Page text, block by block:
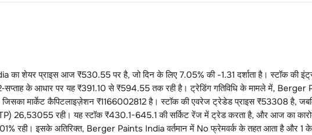
का शेयर प्राइस आज ₹530.55पर है, जो दिन के लिए 7.05% की -1.31 दर्शाता है। स्टॉक की
के आधार पर यह ₹391.10 से ₹594.55 तक रही है। ट्रेडिंग गतिविधि के मामले में, Berger
जिसका मार्केट कैपिटलाइज़ेशन ₹1166002812है। स्टॉक की एवरेज ट्रेडेड प्राइस ₹53308है,
26,53055रही। यह स्टॉक ₹430.1-645.1 की सर्किट रेंज में ट्रेड करता है, और आज का
% रही। इसके अतिरिक्त, Berger Paints Indiaवर्तमान में Noफ्रेमवर्क के तहत आता है और 1 के